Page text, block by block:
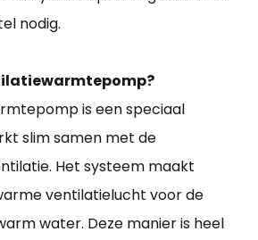
nodig.
is een speciaal
slim samen met de
Het systeem maakt
ventilatielucht voor de
water. Deze manier is heel